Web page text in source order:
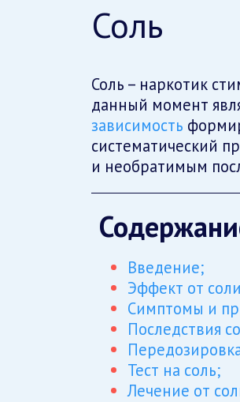
Соль
Соль – наркотик
данный момент
зависимость
систематический
и необратимым
Введение;
Эффект от
Симптомы и
Последствия
Тест на соль;
Лечение от